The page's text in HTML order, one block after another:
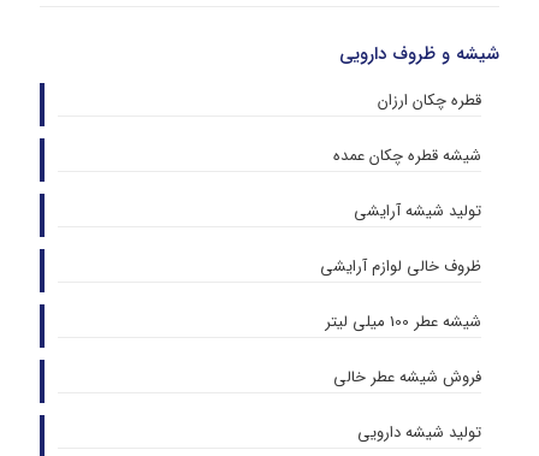
شیشه و ظروف دارویی
قطره چکان ارزان
شیشه قطره چکان عمده
تولید شیشه آرایشی
ظروف خالی لوازم آرایشی
شیشه عطر 100 میلی لیتر
فروش شیشه عطر خالی
تولید شیشه دارویی